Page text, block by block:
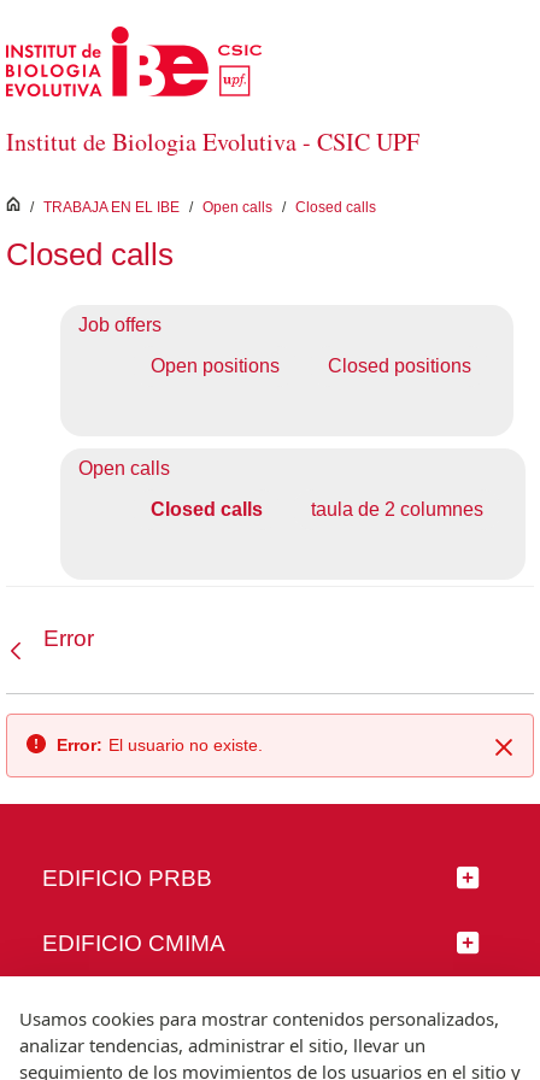
Saltar al contenido principal
Institut de Biologia Evolutiva - CSIC UPF
inici
/ TRABAJA EN EL IBE / Open calls / Closed calls
Closed calls
Job offers
Open positions
Closed positions
Open calls
Closed calls
taula de 2 columnes
Error
Error: El usuario no existe.
EDIFICIO PRBB
EDIFICIO CMIMA
SÍGUENOS
Usamos cookies para mostrar contenidos personalizados,
analizar tendencias, administrar el sitio, llevar un
seguimiento de los movimientos de los usuarios en el sitio y